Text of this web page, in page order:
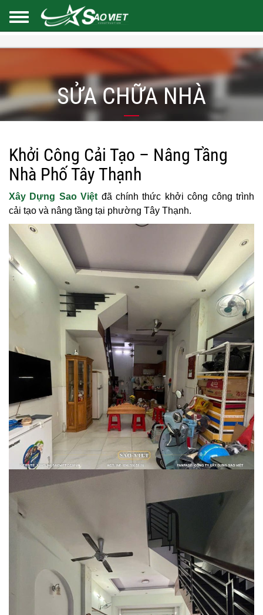
SỬA CHỮA NHÀ
Khởi Công Cải Tạo – Nâng Tầng
Nhà Phố Tây Thạnh
Xây Dựng Sao Việt đã chính thức khởi công công trình
cải tạo và nâng tầng tại phường Tây Thạnh.